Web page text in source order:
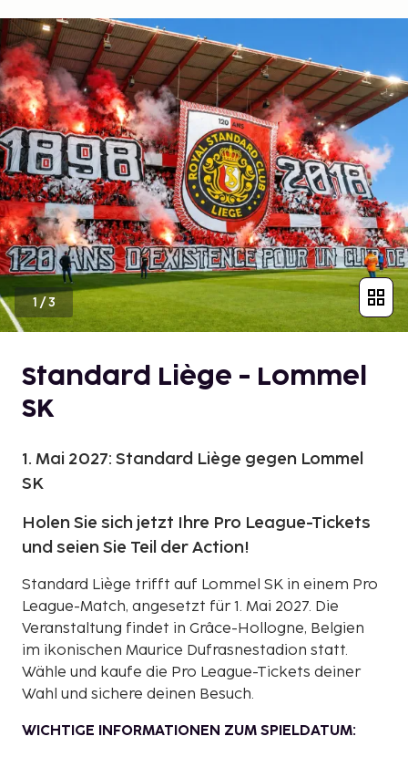
1 /3
Standard Liège - Lommel
SK
1. Mai 2027: Standard Liège gegen Lommel
SK
Holen Sie sich jetzt Ihre Pro League-Tickets
und seien Sie Teil der Action!
Standard Liège trifft auf Lommel SK in einem Pro
League-Match, angesetzt für 1. Mai 2027. Die
Veranstaltung findet in Grâce-Hollogne, Belgien
im ikonischen Maurice Dufrasnestadion statt.
Wähle und kaufe die Pro League-Tickets deiner
Wahl und sichere deinen Besuch.
WICHTIGE INFORMATIONEN ZUM SPIELDATUM: